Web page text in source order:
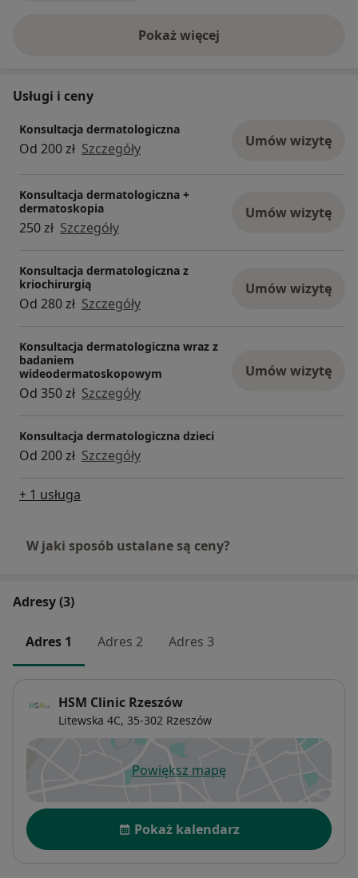
Pokaż więcejo doświadczeniu
Usługi i ceny
Konsultacja dermatologiczna
Od 200 zł Szczegóły Umów wizytę
Konsultacja dermatologiczna +
dermatoskopia
250 zł Szczegóły
Umów wizytę
Konsultacja dermatologiczna z
kriochirurgią
Od 280 zł Szczegóły
Umów wizytę
Konsultacja dermatologiczna wraz z
badaniem
wideodermatoskopowym
Od 350 zł Szczegóły
Umów wizytę
Konsultacja dermatologiczna dzieci
Od 200 zł Szczegóły
+ 1 usługa
W jaki sposób ustalane są ceny?
Adresy (3)
Adres 1 Adres 2 Adres 3
HSM Clinic Rzeszów
Litewska 4C, 35-302 Rzeszów
Powiększ mapęotwiera się w nowej karcie
Dostępność
Pokaż kalendarz